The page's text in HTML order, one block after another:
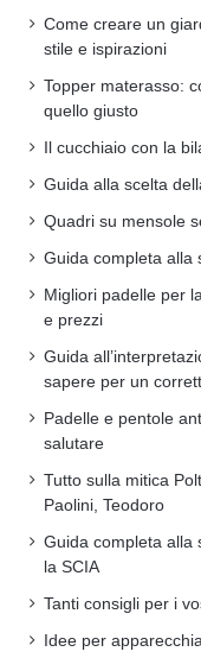
Come creare un
stile e ispirazioni
Topper materasso:
quello giusto
Il cucchiaio con la
Guida alla scelta
Quadri su mensole
Guida completa alla
Migliori padelle per
e prezzi
Guida
sapere per un
Padelle e pentole
salutare
Tutto sulla mitica
Paolini, Teodoro
Guida completa alla
la SCIA
Tanti consigli per i
Idee per